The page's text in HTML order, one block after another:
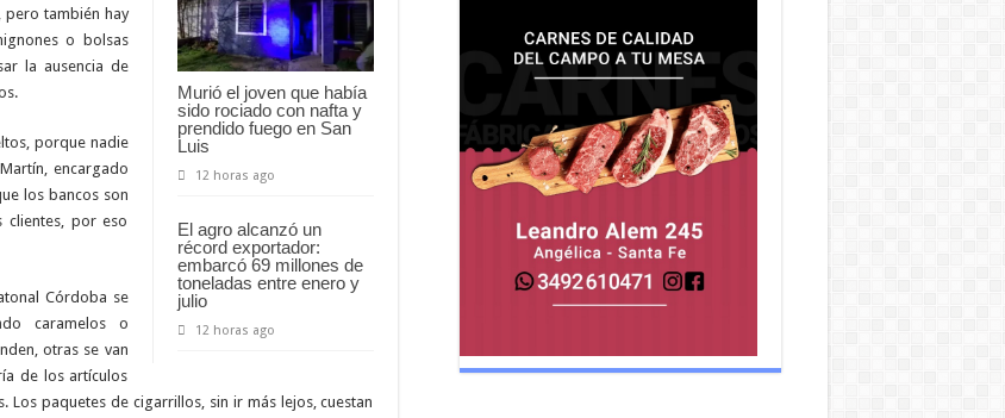
Murió el joven que había
sido rociado con nafta y
prendido fuego en San
Luis
12 horas ago
El agro alcanzó un
récord exportador:
embarcó 69 millones de
toneladas entre enero y
julio
12 horas ago
pero también hay
o bolsas
la ausencia de
porque nadie
encargado
los bancos son
clientes, por eso
Córdoba se
caramelos o
otras se van
de los artículos
paquetes de cigarrillos, sin ir más lejos, cuestan